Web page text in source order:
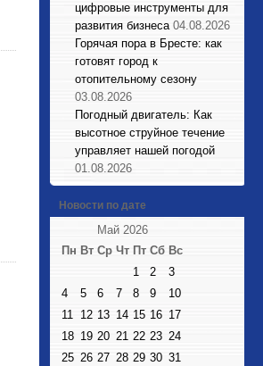
цифровые инструменты для
развития бизнеса 04.08.2026
Горячая пора в Бресте: как
готовят город к
отопительному сезону
03.08.2026
Погодный двигатель: Как
высотное струйное течение
управляет нашей погодой
01.08.2026
Новости по дате
Май 2026
Пн Вт Ср Чт Пт Сб Вс
1 2
3
4
5 6 7 8 9
10
11 12 13 14 15 16 17
18 19 20 21 22 23 24
25 26 27 28 29 30 31